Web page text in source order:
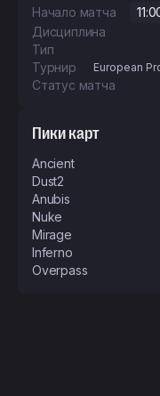
Начало матча
Дисциплина
Тип
Турнир
European
Статус матча
Пики карт
Ancient
Dust2
Anubis
Nuke
Mirage
Inferno
Overpass